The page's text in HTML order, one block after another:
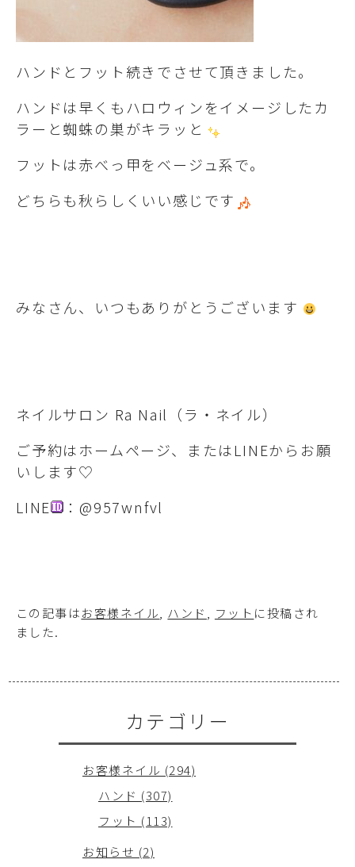
ハンドとフット続きでさせて頂きました。
ハンドは早くもハロウィンをイメージしたカ
ラーと蜘蛛の巣がキラッと
フットは赤べっ甲をベージュ系で。
どちらも秋らしくいい感じです
みなさん、いつもありがとうございます
ネイルサロン Ra Nail（ラ・ネイル）
ご予約はホームページ、またはLINEからお願
いします♡
LINE
：@957wnfvl
この記事はお客様ネイル, ハンド , フット に投稿され
ました.
カテゴリー
お客様ネイル (294)
ハンド (307)
フット (113)
お知らせ (2)